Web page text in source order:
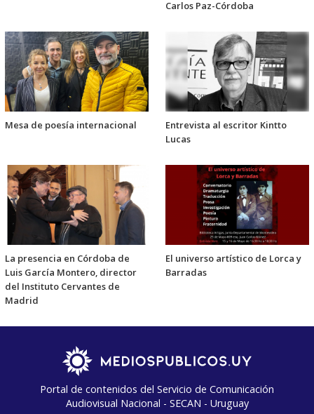
Carlos Paz-Córdoba
Mesa de poesía internacional
Entrevista al escritor Kintto
Lucas
La presencia en Córdoba de
Luis García Montero, director
del Instituto Cervantes de
Madrid
El universo artístico de Lorca y
Barradas
Portal de contenidos del Servicio de Comunicación
Audiovisual Nacional - SECAN - Uruguay